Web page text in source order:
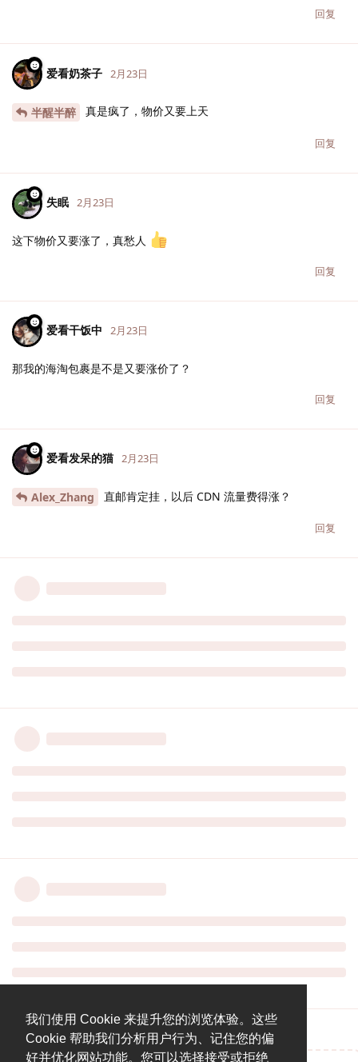
我们使用 Cookie 来提升您的浏览体验。这些
Cookie 帮助我们分析用户行为、记住您的偏
好并优化网站功能。您可以选择接受或拒绝
回复
爱看奶茶子 2月23日
半醒半醉 真是疯了，物价又要上天
回复
失眠 2月23日
这下物价又要涨了，真愁人
回复
爱看干饭中 2月23日
那我的海淘包裹是不是又要涨价了？
回复
爱看发呆的猫 2月23日
Alex_Zhang 直邮肯定挂，以后 CDN 流量费得涨？
回复